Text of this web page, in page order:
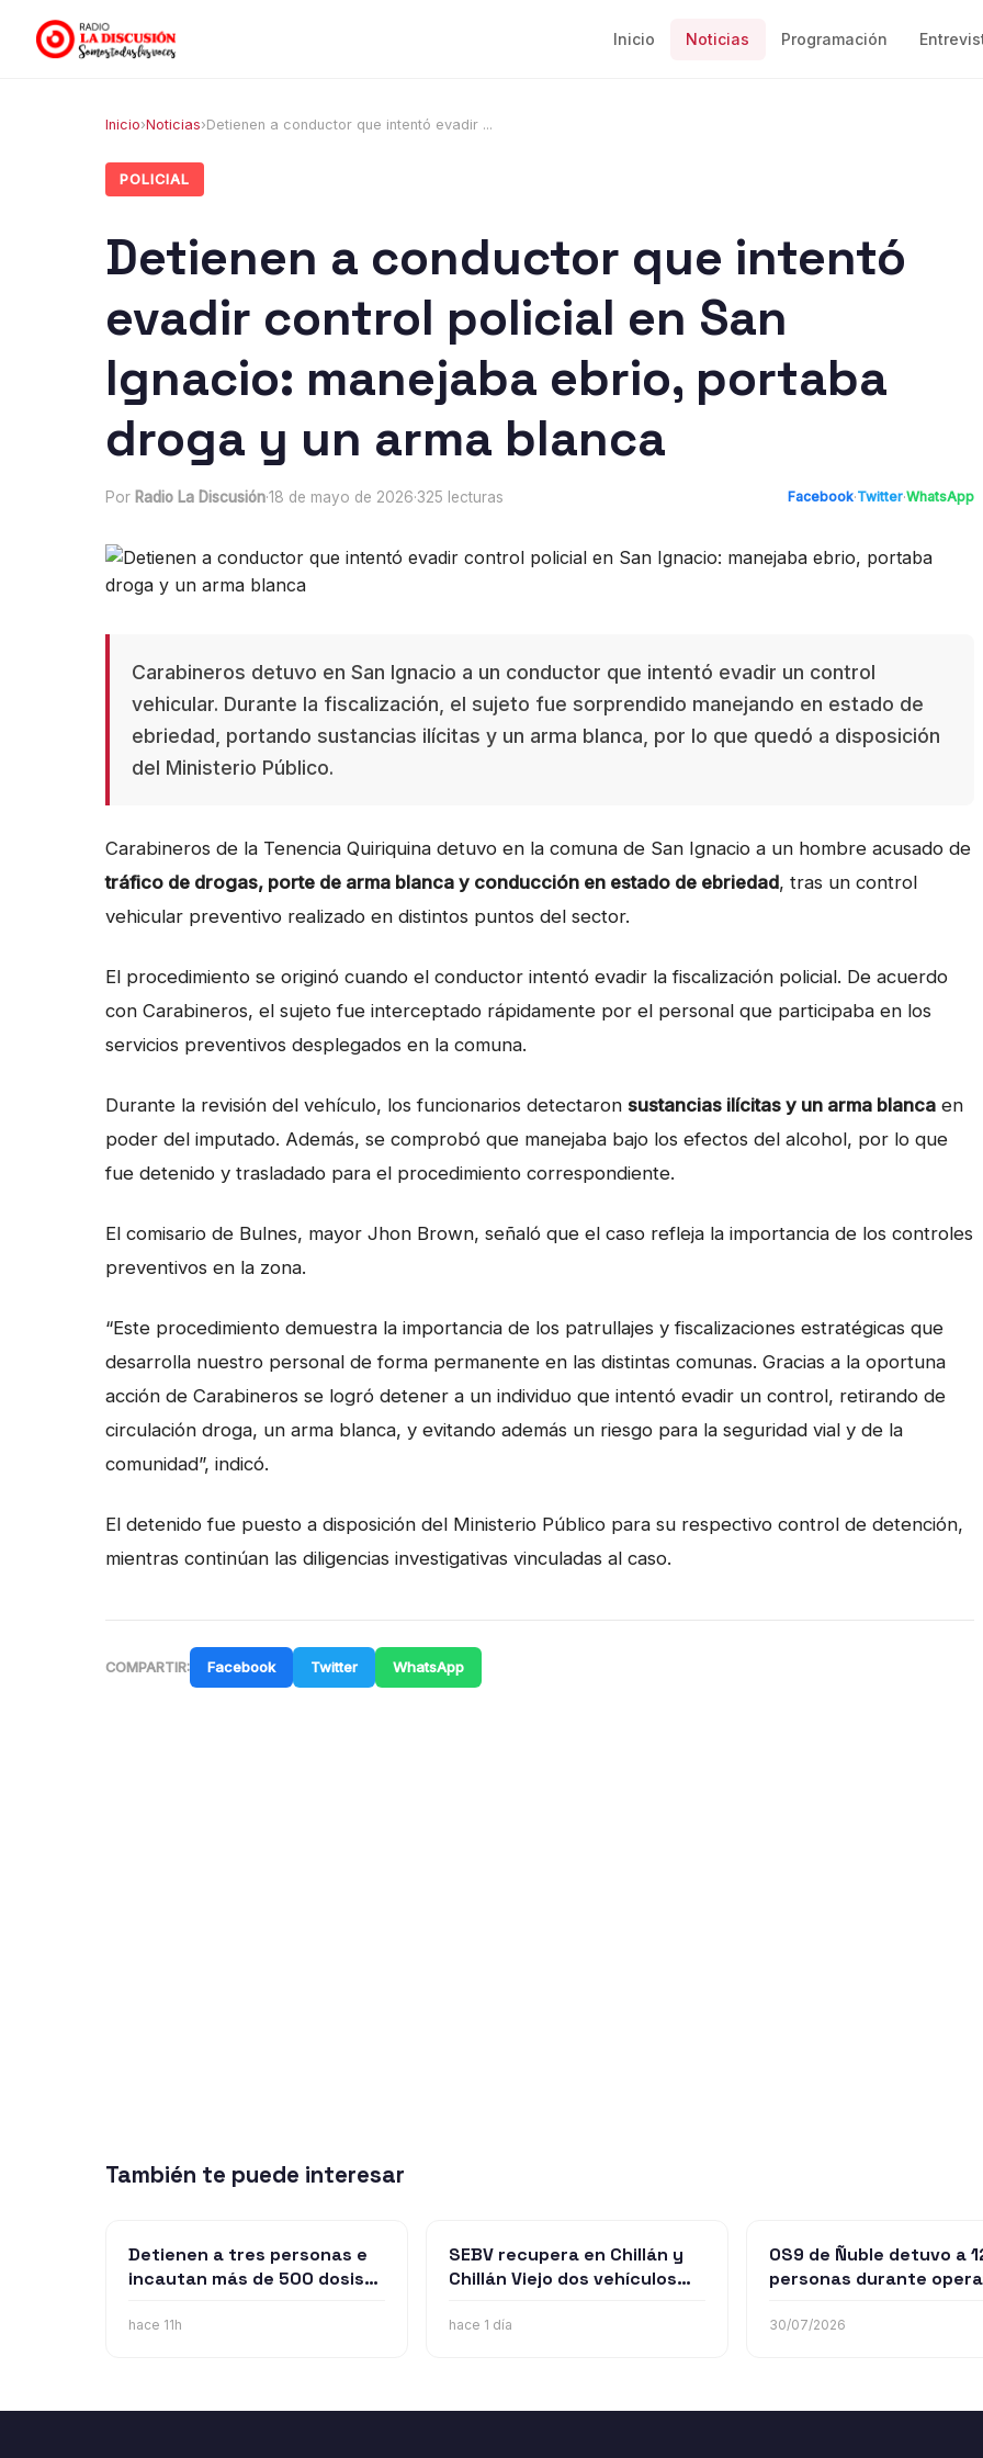
Inicio Noticias Programación
Inicio›Noticias›Detienen a conductor que intentó evadir ...
POLICIAL
Detienen a conductor que intentó
evadir control policial en San
Ignacio: manejaba ebrio, portaba
droga y un arma blanca
Por Radio La Discusión·18 de mayo de 2026·325 lecturas Facebook·Twitter·WhatsApp
Carabineros detuvo en San Ignacio a un conductor que intentó evadir un control
vehicular. Durante la fiscalización, el sujeto fue sorprendido manejando en estado de
ebriedad, portando sustancias ilícitas y un arma blanca, por lo que quedó a disposición
del Ministerio Público.
Carabineros de la Tenencia Quiriquina detuvo en la comuna de San Ignacio a un hombre acusado de
tráfico de drogas, porte de arma blanca y conducción en estado de ebriedad, tras un control
vehicular preventivo realizado en distintos puntos del sector.
El procedimiento se originó cuando el conductor intentó evadir la fiscalización policial. De acuerdo
con Carabineros, el sujeto fue interceptado rápidamente por el personal que participaba en los
servicios preventivos desplegados en la comuna.
Durante la revisión del vehículo, los funcionarios detectaron sustancias ilícitas y un arma blanca en
poder del imputado. Además, se comprobó que manejaba bajo los efectos del alcohol, por lo que
fue detenido y trasladado para el procedimiento correspondiente.
El comisario de Bulnes, mayor Jhon Brown, señaló que el caso refleja la importancia de los controles
preventivos en la zona.
“Este procedimiento demuestra la importancia de los patrullajes y fiscalizaciones estratégicas que
desarrolla nuestro personal de forma permanente en las distintas comunas. Gracias a la oportuna
acción de Carabineros se logró detener a un individuo que intentó evadir un control, retirando de
circulación droga, un arma blanca, y evitando además un riesgo para la seguridad vial y de la
comunidad”, indicó.
El detenido fue puesto a disposición del Ministerio Público para su respectivo control de detención,
mientras continúan las diligencias investigativas vinculadas al caso.
COMPARTIR: Facebook Twitter WhatsApp
También te puede interesar
Detienen a tres personas e
incautan más de 500 dosis
microtráfico en Bulne
hace 11h
SEBV recupera en Chillán y
Chillán Viejo dos vehículos
ocupantes
hace 1 día
OS9 de Ñuble detuvo a
personas durante
y San Carlos
30/07/2026